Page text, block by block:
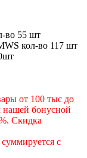
во 55 шт
кол-во 117 шт
от 100 тыс до
нашей бонусной
Скидка
с